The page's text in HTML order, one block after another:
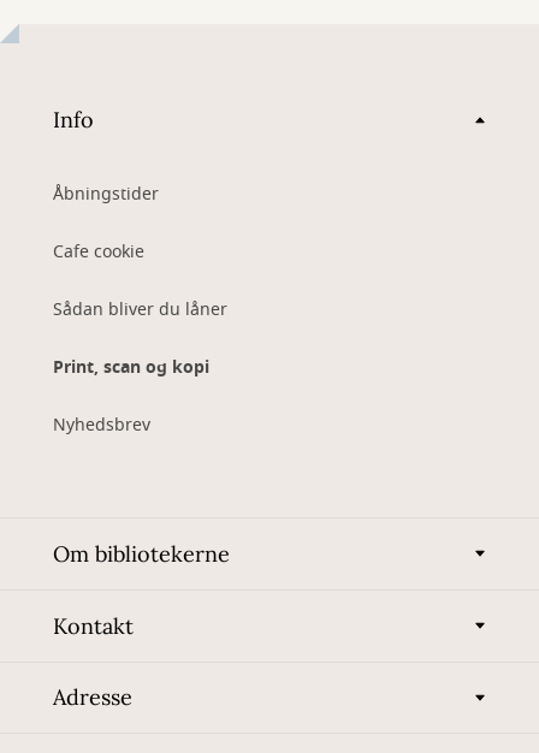
Info
Åbningstider
Cafe cookie
Sådan bliver du låner
Print, scan og kopi
Nyhedsbrev
Om bibliotekerne
Kontakt
Adresse